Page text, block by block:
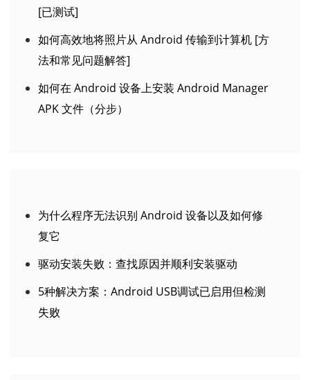
[已测试]
如何高效地将照片从 Android 传输到计算机 [方
法和常见问题解答]
如何在 Android 设备上安装 Android Manager
APK 文件（分步）
为什么程序无法识别 Android 设备以及如何修
复它
驱动安装失败：查找原因并顺利安装驱动
5种解决方案：Android USB调试已启用但检测
失败